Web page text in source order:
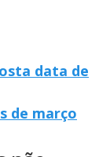
data de
de março